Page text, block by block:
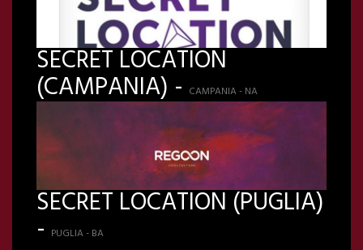
SECRET LOCATION
(CAMPANIA) - CAMPANIA - NA
SECRET LOCATION (PUGLIA)
- PUGLIA - BA